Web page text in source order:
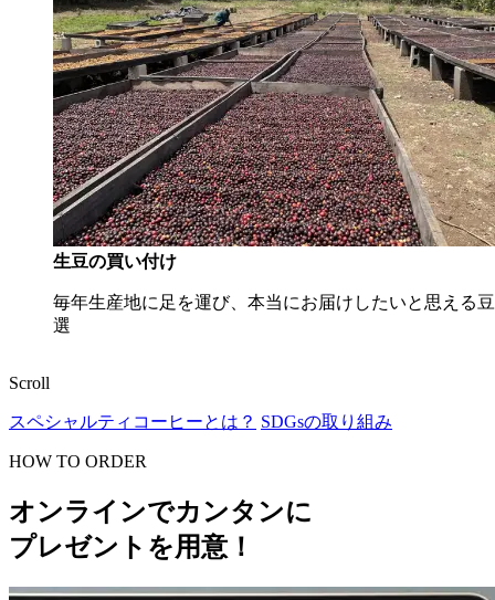
生豆の買い付け
毎年生産地に足を運び、本当にお届けしたいと思える
選
Scroll
スペシャルティコーヒーとは？ SDGsの取り組み
HOW TO ORDER
オンラインでカンタンに
プレゼントを用意！